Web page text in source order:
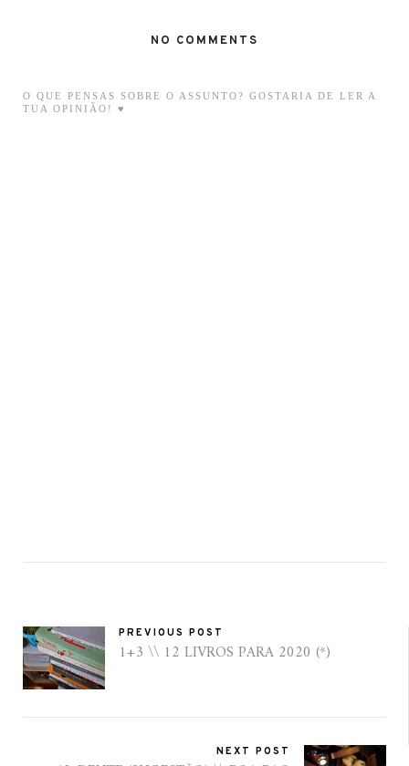
NO COMMENTS
O QUE PENSAS SOBRE O ASSUNTO? GOSTARIA DE LER A
TUA OPINIÃO! ♥
PREVIOUS POST
1+3 \\ 12 LIVROS PARA 2020 (*)
NEXT POST